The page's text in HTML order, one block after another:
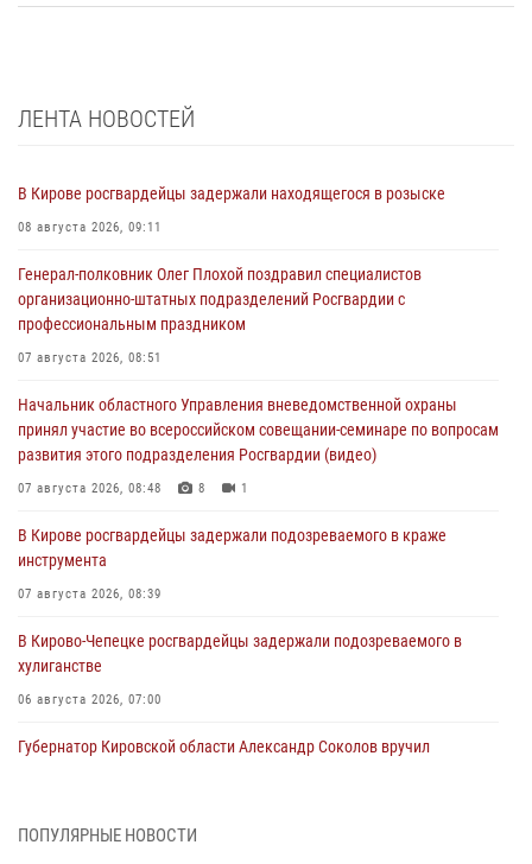
ЛЕНТА НОВОСТЕЙ
В Кирове росгвардейцы задержали находящегося в розыске
08 августа 2026, 09:11
Генерал-полковник Олег Плохой поздравил специалистов
организационно-штатных подразделений Росгвардии с
профессиональным праздником
07 августа 2026, 08:51
Начальник областного Управления вневедомственной охраны
принял участие во всероссийском совещании-семинаре по вопросам
развития этого подразделения Росгвардии (видео)
07 августа 2026, 08:48 8 1
В Кирове росгвардейцы задержали подозреваемого в краже
инструмента
07 августа 2026, 08:39
В Кирово-Чепецке росгвардейцы задержали подозреваемого в
хулиганстве
06 августа 2026, 07:00
Губернатор Кировской области Александр Соколов вручил
ПОПУЛЯРНЫЕ НОВОСТИ